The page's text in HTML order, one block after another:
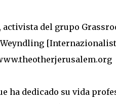
del grupo
ha dedicado su vida